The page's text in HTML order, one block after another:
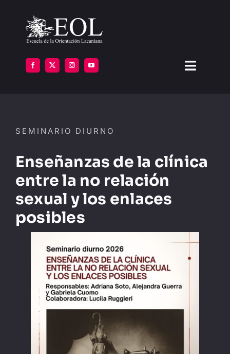
contenido
Toggle
INSTITUTOS
SEMINARIO DIURNO
Enseñanzas de la clínica
entre la no relación
sexual y los enlaces
posibles